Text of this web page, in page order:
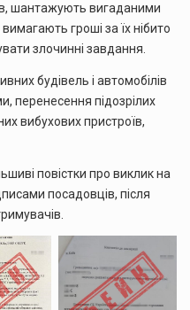
шантажують вигаданими
гроші за їх нібито
злочинні завдання.
будівель і автомобілів
перенесення підозрілих
вибухових пристроїв,
повістки про виклик на
посадовців, після